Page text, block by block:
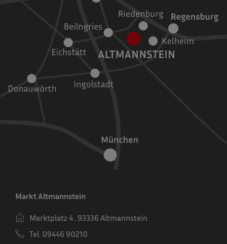
Markt Altmannstein
Marktplatz 4 . 93336 Altmannstein
Tel. 09446 90210